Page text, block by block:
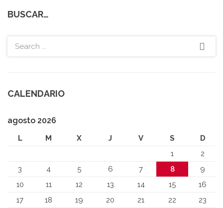
BUSCAR…
CALENDARIO
agosto 2026
L M X J V S
D
1
2
3
4 5 6 7 8
9
10
11 12 13 14 15
16
17
18 19 20 21 22 23